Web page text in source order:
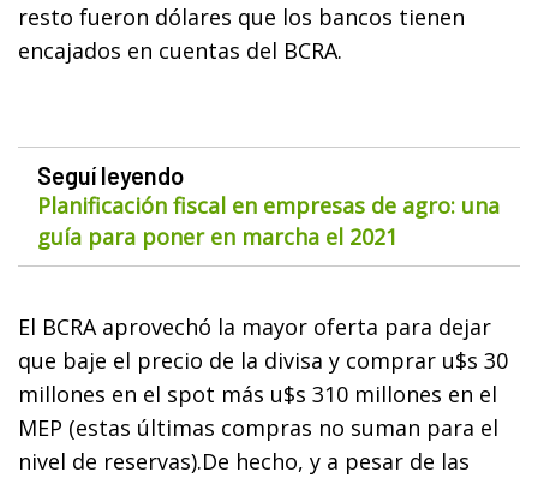
resto fueron dólares que los bancos tienen
encajados en cuentas del BCRA.
Seguí leyendo
Planificación fiscal en empresas de agro: una
guía para poner en marcha el 2021
El BCRA aprovechó la mayor oferta para dejar
que baje el precio de la divisa y comprar u$s 30
millones en el spot más u$s 310 millones en el
MEP (estas últimas compras no suman para el
nivel de reservas).De hecho, y a pesar de las